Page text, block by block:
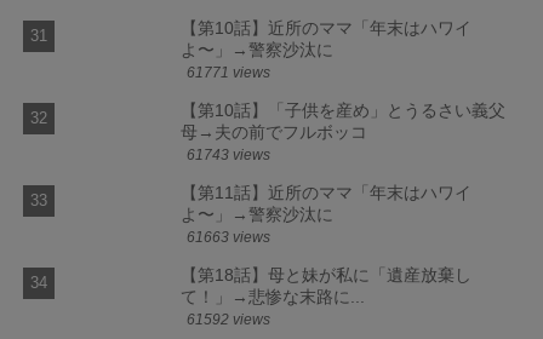
【第10話】近所のママ「年末はハワイ
よ〜」→警察沙汰に
61771 views
【第10話】「子供を産め」とうるさい義父
母→夫の前でフルボッコ
61743 views
【第11話】近所のママ「年末はハワイ
よ〜」→警察沙汰に
61663 views
【第18話】母と妹が私に「遺産放棄し
て！」→悲惨な末路に...
61592 views